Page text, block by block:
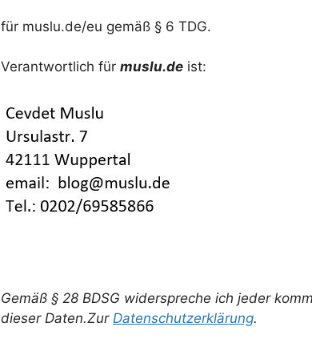
für muslu.de/eu gemäß § 6 TDG.
Verantwortlich für muslu.de ist:
Gemäß § 28 BDSG widerspreche ich jeder
dieser Daten.Zur Datenschutzerklärung.